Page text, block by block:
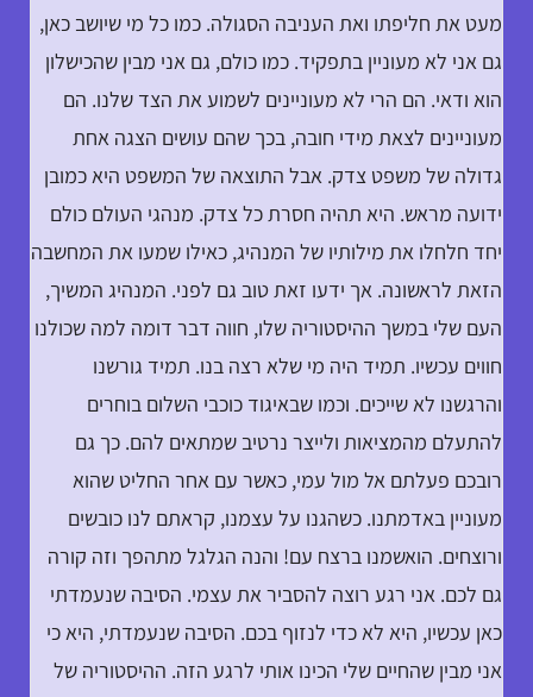
מעט את חליפתו ואת העניבה הסגולה. כמו כל מי שיושב כאן,
גם אני לא מעוניין בתפקיד. כמו כולם, גם אני מבין שהכישלון
הוא ודאי. הם הרי לא מעוניינים לשמוע את הצד שלנו. הם
מעוניינים לצאת מידי חובה, בכך שהם עושים הצגה אחת
גדולה של משפט צדק. אבל התוצאה של המשפט היא כמובן
ידועה מראש. היא תהיה חסרת כל צדק. מנהגי העולם כולם
יחד חלחלו את מילותיו של המנהיג, כאילו שמעו את המחשבה
הזאת לראשונה. אך ידעו זאת טוב גם לפני. המנהיג המשיך,
העם שלי במשך ההיסטוריה שלו, חווה דבר דומה למה שכולנו
חווים עכשיו. תמיד היה מי שלא רצה בנו. תמיד גורשנו
והרגשנו לא שייכים. וכמו שבאיגוד כוכבי השלום בוחרים
להתעלם מהמציאות ולייצר נרטיב שמתאים להם. כך גם
רובכם פעלתם אל מול עמי, כאשר עם אחר החליט שהוא
מעוניין באדמתנו. כשהגנו על עצמנו, קראתם לנו כובשים
ורוצחים. הואשמנו ברצח עם! והנה הגלגל מתהפך וזה קורה
גם לכם. אני רגע רוצה להסביר את עצמי. הסיבה שנעמדתי
כאן עכשיו, היא לא כדי לנזוף בכם. הסיבה שנעמדתי, היא כי
אני מבין שהחיים שלי הכינו אותי לרגע הזה. ההיסטוריה של